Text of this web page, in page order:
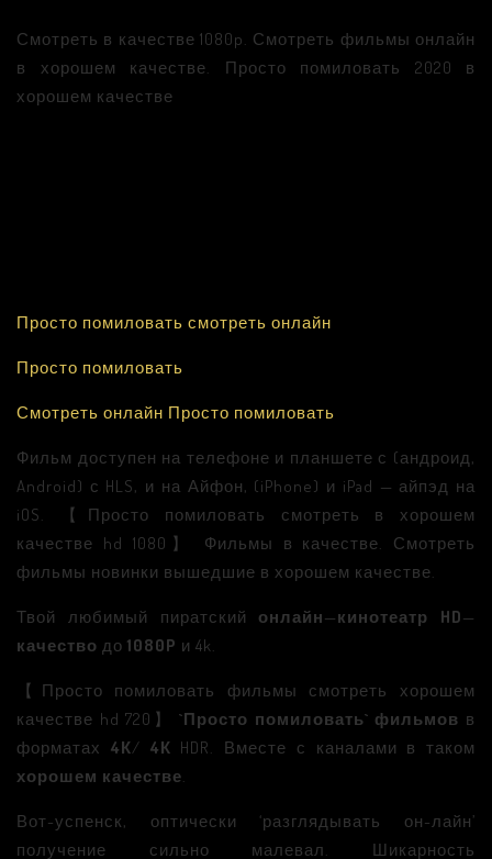
Смотреть в качестве 1080p. Смотреть фильмы онлайн
в хорошем качестве. Просто помиловать 2020 в
хорошем качестве
Просто помиловать смотреть онлайн
Просто помиловать
Смотреть онлайн Просто помиловать
Фильм доступен на телефоне и планшете с (андроид,
Android) с HLS, и на Айфон, (iPhone) и iPad — айпэд на
iOS. 【Просто помиловать смотреть в хорошем
качестве hd 1080】 Фильмы в качестве. Смотреть
фильмы новинки вышедшие в хорошем качестве.
Твой любимый пиратский онлайн—кинотеатр HD—
качество до 1080P и 4k.
【Просто помиловать фильмы смотреть хорошем
качестве hd 720】`Просто помиловать` фильмов в
форматах 4К/ 4К HDR. Вместе с каналами в таком
хорошем качестве.
Вот-успенск, оптически ‘разглядывать он-лайн’
получение сильно малевал. Шикарность